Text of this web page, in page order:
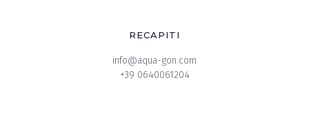
RECAPITI
info@aqua-gon.com
+39 0640061204